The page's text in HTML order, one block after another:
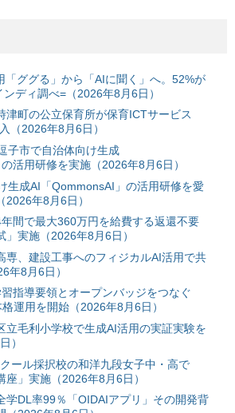
「ググる」から「AIに聞く」へ。52%が
ディ調べ=（2026年8月6日）
津町の公立保育所が保育ICTサービス
（2026年8月6日）
子市で自治体向け生成
活用研修を実施（2026年8月6日）
生成AI「QommonsAI」の活用研修を愛
年8月6日）
間で最大360万円を給費する返還不要
実施（2026年8月6日）
専、建設工事へのフィジカルAI活用で共
年8月6日）
指導要領とオープンバッジをつなぐ
格運用を開始（2026年8月6日）
立毛利小学校で生成AI活用の実証実験を
）
ール採択校の和洋九段女子中・高で
座」実施（2026年8月6日）
学DL率99％「OIDAIアプリ」その開発背